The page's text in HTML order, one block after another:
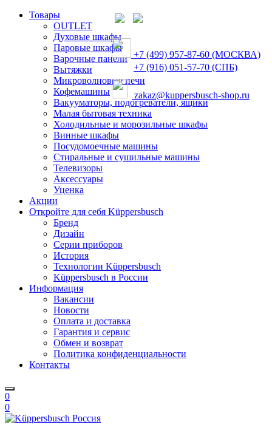
Товары
OUTLET
Духовые шкафы
Паровые шкафы
Варочные панели
Вытяжки
Микроволновые печи
Кофемашины
Вакууматоры, подогреватели, ящики
Малая бытовая техника
Холодильные и морозильные шкафы
Винные шкафы
Посудомоечные машины
Стиральные и сушильные машины
Телевизоры
Аксессуары
Уценка
Акции
Откройте для себя Küppersbusch
Бренд
Дизайн
Серии приборов
История
Технологии Küppersbusch
Küppersbusch в России
Информация
Вакансии
Новости
Оплата и доставка
Гарантия и сервис
Обмен и возврат
Политика конфиденциальности
Контакты
0
0
+7 (499) 957-87-60 (МОСКВА)
+7 (916) 051-57-70 (СПБ)
zakaz@kuppersbusch-shop.ru